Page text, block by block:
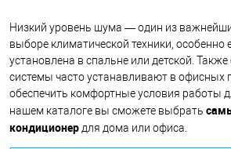
Низкий уровень шума — один из
выборе климатической техники, особенно
установлена в спальне или детской.
системы часто устанавливают в офисных
обеспечить комфортные условия работы
нашем каталоге вы сможете выбрать
кондиционердля дома или офиса.